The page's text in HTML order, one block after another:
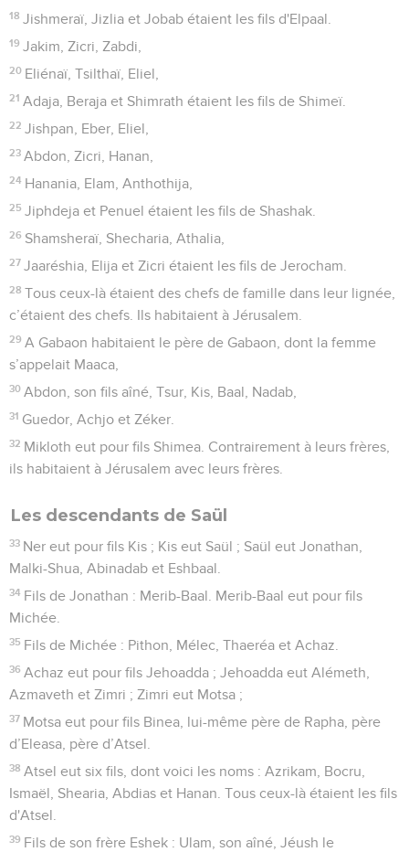
18 Jishmeraï, Jizlia et Jobab étaient les fils d'Elpaal.
19 Jakim, Zicri, Zabdi,
20 Eliénaï, Tsilthaï, Eliel,
21 Adaja, Beraja et Shimrath étaient les fils de Shimeï.
22 Jishpan, Eber, Eliel,
23 Abdon, Zicri, Hanan,
24 Hanania, Elam, Anthothija,
25 Jiphdeja et Penuel étaient les fils de Shashak.
26 Shamsheraï, Shecharia, Athalia,
27 Jaaréshia, Elija et Zicri étaient les fils de Jerocham.
28 Tous ceux-là étaient des chefs de famille dans leur lignée,
c’étaient des chefs. Ils habitaient à Jérusalem.
29 A Gabaon habitaient le père de Gabaon, dont la femme
s’appelait Maaca,
30 Abdon, son fils aîné, Tsur, Kis, Baal, Nadab,
31 Guedor, Achjo et Zéker.
32 Mikloth eut pour fils Shimea. Contrairement à leurs frères,
ils habitaient à Jérusalem avec leurs frères.
Les descendants de Saül
33 Ner eut pour fils Kis ; Kis eut Saül ; Saül eut Jonathan,
Malki-Shua, Abinadab et Eshbaal.
34 Fils de Jonathan : Merib-Baal. Merib-Baal eut pour fils
Michée.
35 Fils de Michée : Pithon, Mélec, Thaeréa et Achaz.
36 Achaz eut pour fils Jehoadda ; Jehoadda eut Alémeth,
Azmaveth et Zimri ; Zimri eut Motsa ;
37 Motsa eut pour fils Binea, lui-même père de Rapha, père
d’Eleasa, père d’Atsel.
38 Atsel eut six fils, dont voici les noms : Azrikam, Bocru,
Ismaël, Shearia, Abdias et Hanan. Tous ceux-là étaient les fils
d'Atsel.
39 Fils de son frère Eshek : Ulam, son aîné, Jéush le